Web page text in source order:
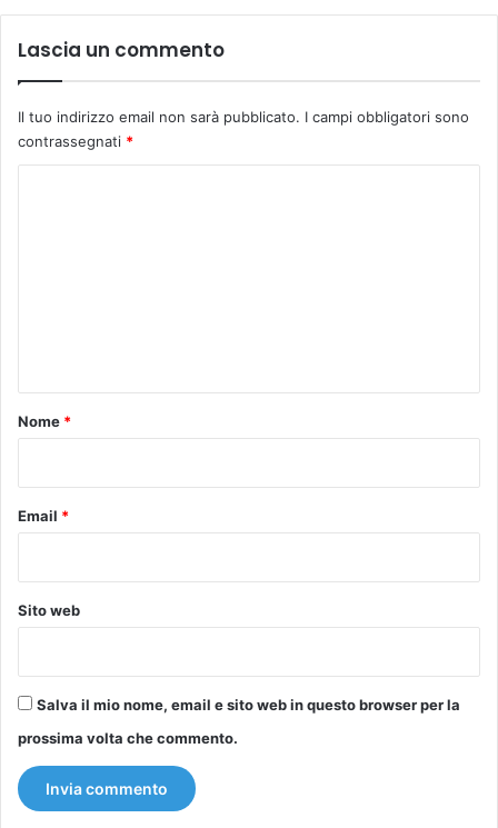
Lascia un commento
Il tuo indirizzo email non sarà pubblicato. I campi obbligatori sono
contrassegnati *
o
Nome *
Email *
Sito web
Salva il mio nome, email e sito web in questo browser per la
prossima volta che commento.